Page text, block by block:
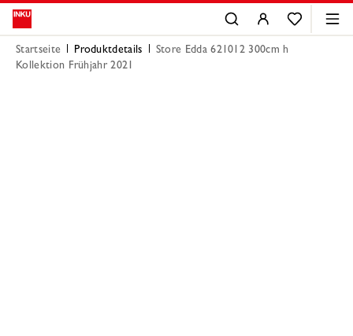
Startseite Produktdetails
Store Edda 621012 300cm h
Kollektion Frühjahr 2021